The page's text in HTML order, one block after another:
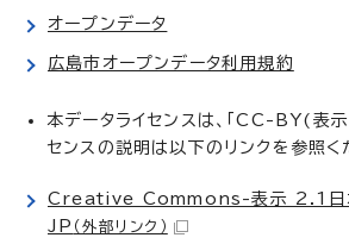
オープンデータ
広島市オープンデータ利用規約
本データライセンスは、「CC-BY(表示
センスの説明は以下のリンクを参照く
Creative Commons-表示 2.1日
JP （外部リンク）